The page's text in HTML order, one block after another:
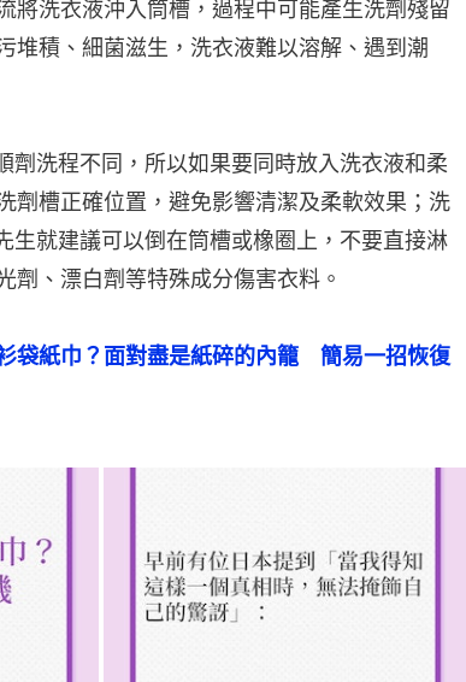
將洗衣液沖入筒槽，過程中可能產生洗劑殘留
堆積、細菌滋生，洗衣液難以溶解、遇到潮
劑洗程不同，所以如果要同時放入洗衣液和柔
劑槽正確位置，避免影響清潔及柔軟效果；洗
生就建議可以倒在筒槽或橡圈上，不要直接淋
劑、漂白劑等特殊成分傷害衣料。
袋紙巾？面對盡是紙碎的內籠　簡易一招恢復